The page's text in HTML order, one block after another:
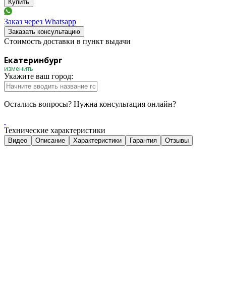
Заказ через Whatsapp
Заказать консультацию
Стоимость доставки в пункт выдачи
Екатеринбург
изменить
Укажите ваш город:
Остались вопросы? Нужна консультация онлайн?
Технические характеристики
Видео Описание Характеристики Гарантия Отзывы